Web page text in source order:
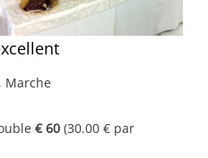
Marche
€ 60 (30.00 € par